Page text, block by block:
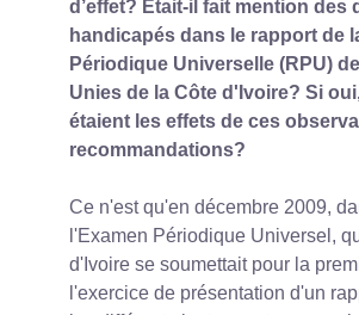
d’effet? Etait-il fait mention des
handicapés dans le rapport de
Périodique Universelle (RPU)
Unies de la Côte d'Ivoire? Si
étaient les effets de ces
recommandations?
Ce n'est qu'en décembre 2009,
l'Examen Périodique Universel,
d'Ivoire se soumettait pour la
l'exercice de présentation d'un